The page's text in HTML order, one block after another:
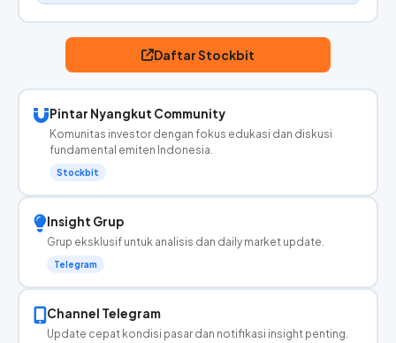
Daftar Stockbit
Pintar Nyangkut Community
Komunitas investor dengan fokus edukasi dan diskusi
fundamental emiten Indonesia.
Stockbit
Insight Grup
Grup eksklusif untuk analisis dan daily market update.
Telegram
Channel Telegram
Update cepat kondisi pasar dan notifikasi insight penting.